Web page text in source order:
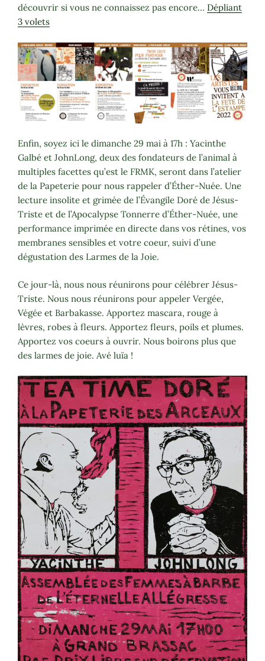
découvrir si vous ne connaissez pas encore… Dépliant
3 volets
Enfin, soyez ici le dimanche 29 mai à 17h : Yacinthe
Galbé et JohnLong, deux des fondateurs de l’animal à
multiples facettes qu’est le FRMK, seront dans l’atelier
de la Papeterie pour nous rappeler d’Éther-Nuée. Une
lecture insolite et grimée de l’Évangile Doré de Jésus-
Triste et de l’Apocalypse Tonnerre d’Éther-Nuée, une
performance imprimée en directe dans vos rétines, vos
membranes sensibles et votre coeur, suivi d’une
dégustation des Larmes de la Joie.
Ce jour-là, nous nous réunirons pour célébrer Jésus-
Triste. Nous nous réunirons pour appeler Vergée,
Végée et Barbakasse. Apportez mascara, rouge à
lèvres, robes à fleurs. Apportez fleurs, poils et plumes.
Apportez vos coeurs à ouvrir. Nous boirons plus que
des larmes de joie. Avé luïa !